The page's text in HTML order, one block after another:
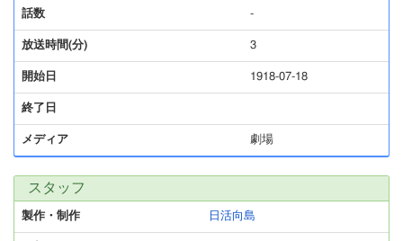
話数 -
放送時間(分) 3
開始日 1918-07-18
終了日
メディア 劇場
スタッフ
製作・制作 日活向島